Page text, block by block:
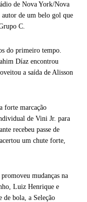
de Nova York/Nova
de um belo gol que
C.
do primeiro tempo.
Díaz encontrou
a saída de Alisson
forte marcação
de Vini Jr. para
recebeu passe de
um chute forte,
mudanças na
Luiz Henrique e
de bola, a Seleção